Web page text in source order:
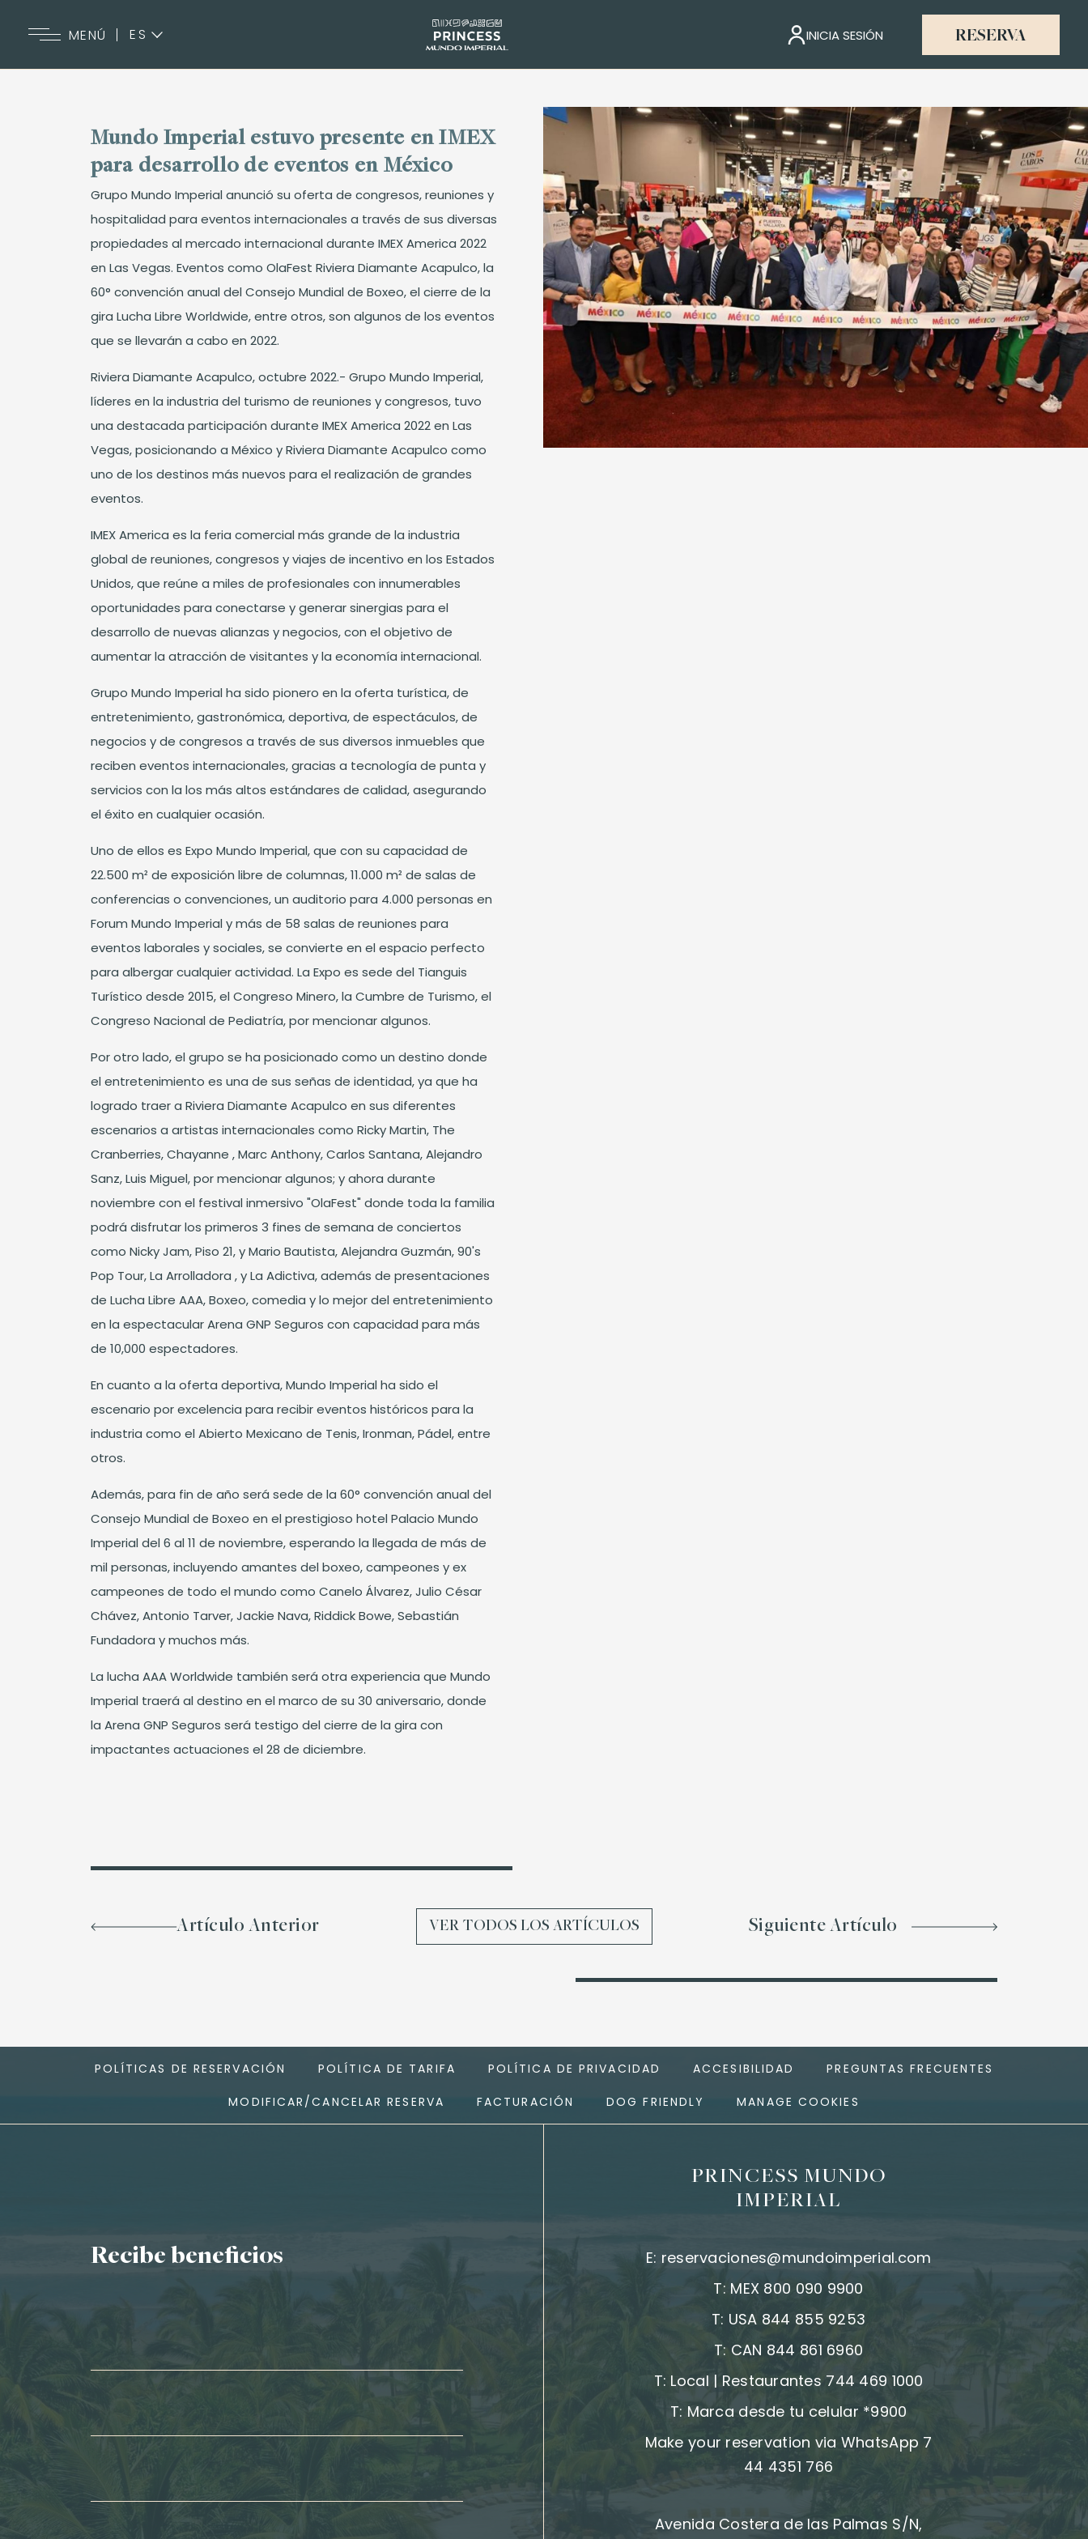
MENÚ
ES
INICIA SESIÓN RESERVA
Mundo Imperial estuvo presente en IMEX
para desarrollo de eventos en México
Grupo Mundo Imperial anunció su oferta de congresos, reuniones y
hospitalidad para eventos internacionales a través de sus diversas
propiedades al mercado internacional durante IMEX America 2022
en Las Vegas. Eventos como OlaFest Riviera Diamante Acapulco, la
60° convención anual del Consejo Mundial de Boxeo, el cierre de la
gira Lucha Libre Worldwide, entre otros, son algunos de los eventos
que se llevarán a cabo en 2022.
Riviera Diamante Acapulco, octubre 2022.- Grupo Mundo Imperial,
líderes en la industria del turismo de reuniones y congresos, tuvo
una destacada participación durante IMEX America 2022 en Las
Vegas, posicionando a México y Riviera Diamante Acapulco como
uno de los destinos más nuevos para el realización de grandes
eventos.
IMEX America es la feria comercial más grande de la industria
global de reuniones, congresos y viajes de incentivo en los Estados
Unidos, que reúne a miles de profesionales con innumerables
oportunidades para conectarse y generar sinergias para el
desarrollo de nuevas alianzas y negocios, con el objetivo de
aumentar la atracción de visitantes y la economía internacional.
Grupo Mundo Imperial ha sido pionero en la oferta turística, de
entretenimiento, gastronómica, deportiva, de espectáculos, de
negocios y de congresos a través de sus diversos inmuebles que
reciben eventos internacionales, gracias a tecnología de punta y
servicios con la los más altos estándares de calidad, asegurando
el éxito en cualquier ocasión.
Uno de ellos es Expo Mundo Imperial, que con su capacidad de
22.500 m² de exposición libre de columnas, 11.000 m² de salas de
conferencias o convenciones, un auditorio para 4.000 personas en
Forum Mundo Imperial y más de 58 salas de reuniones para
eventos laborales y sociales, se convierte en el espacio perfecto
para albergar cualquier actividad. La Expo es sede del Tianguis
Turístico desde 2015, el Congreso Minero, la Cumbre de Turismo, el
Congreso Nacional de Pediatría, por mencionar algunos.
Por otro lado, el grupo se ha posicionado como un destino donde
el entretenimiento es una de sus señas de identidad, ya que ha
logrado traer a Riviera Diamante Acapulco en sus diferentes
escenarios a artistas internacionales como Ricky Martin, The
Cranberries, Chayanne , Marc Anthony, Carlos Santana, Alejandro
Sanz, Luis Miguel, por mencionar algunos; y ahora durante
noviembre con el festival inmersivo "OlaFest" donde toda la familia
podrá disfrutar los primeros 3 fines de semana de conciertos
como Nicky Jam, Piso 21, y Mario Bautista, Alejandra Guzmán, 90's
Pop Tour, La Arrolladora , y La Adictiva, además de presentaciones
de Lucha Libre AAA, Boxeo, comedia y lo mejor del entretenimiento
en la espectacular Arena GNP Seguros con capacidad para más
de 10,000 espectadores.
En cuanto a la oferta deportiva, Mundo Imperial ha sido el
escenario por excelencia para recibir eventos históricos para la
industria como el Abierto Mexicano de Tenis, Ironman, Pádel, entre
otros.
Además, para fin de año será sede de la 60° convención anual del
Consejo Mundial de Boxeo en el prestigioso hotel Palacio Mundo
Imperial del 6 al 11 de noviembre, esperando la llegada de más de
mil personas, incluyendo amantes del boxeo, campeones y ex
campeones de todo el mundo como Canelo Álvarez, Julio César
Chávez, Antonio Tarver, Jackie Nava, Riddick Bowe, Sebastián
Fundadora y muchos más.
La lucha AAA Worldwide también será otra experiencia que Mundo
Imperial traerá al destino en el marco de su 30 aniversario, donde
la Arena GNP Seguros será testigo del cierre de la gira con
impactantes actuaciones el 28 de diciembre.
Artículo Anterior VER TODOS LOS ARTÍCULOS Siguiente Artículo
POLÍTICAS DE RESERVACIÓN POLÍTICA DE TARIFA POLÍTICA DE PRIVACIDAD ACCESIBILIDAD PREGUNTAS FRECUENTES
MODIFICAR/CANCELAR RESERVA FACTURACIÓN DOG FRIENDLY MANAGE COOKIES
Recibe beneficios
PRINCESS MUNDO
IMPERIAL
E: reservaciones@mundoimperial.com
T: MEX 800 090 9900
T: USA 844 855 9253
T: CAN 844 861 6960
T: Local | Restaurantes 744 469 1000
T: Marca desde tu celular *9900
Make your reservation via WhatsApp 7
44 4351 766
Avenida Costera de las Palmas S/N,